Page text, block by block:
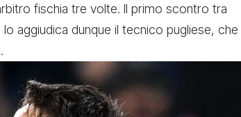
fischia tre volte. ll primo scontro tra
aggiudica dunque il tecnico pugliese, che